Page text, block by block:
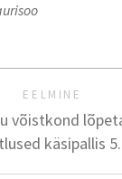
EELMINE
võistkond
käsipallis